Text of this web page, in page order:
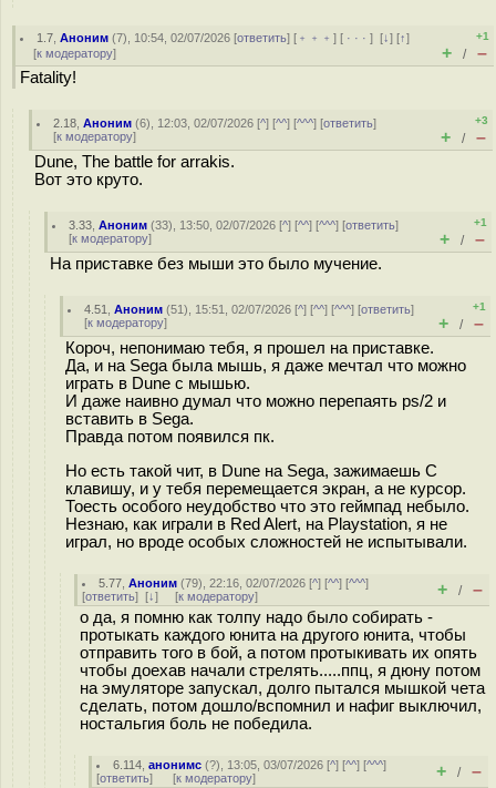
1.7 ,Аноним (7), 10:54, 02/07/2026 [ответить] [ ﹢﹢﹢] [ · · ·][↓] [↑]
[к модератору]
+1
+ / –
Fatality!
2.18 ,Аноним (6), 12:03, 02/07/2026 [^] [^^] [^^^] [ответить]
[к модератору]
+3
+ / –
Dune, The battle for arrakis.
Вот это круто.
3.33 ,Аноним (33), 13:50, 02/07/2026 [^] [^^] [^^^] [ответить]
[к модератору]
+1
+ / –
На приставке без мыши это было мучение.
4.51 ,Аноним (51), 15:51, 02/07/2026 [^] [^^] [^^^] [ответить]
[к модератору]
+1
+ / –
Короч, непонимаю тебя, я прошел на приставке.
Да, и на Sega была мышь, я даже мечтал что можно
играть в Dune с мышью.
И даже наивно думал что можно перепаять ps/2 и
вставить в Sega.
Правда потом появился пк.
Но есть такой чит, в Dune на Sega, зажимаешь C
клавишу, и у тебя перемещается экран, а не курсор.
Тоесть особого неудобство что это геймпад небыло.
Незнаю, как играли в Red Alert, на Playstation, я не
играл, но вроде особых сложностей не испытывали.
5.77 ,Аноним (79), 22:16, 02/07/2026 [^] [^^] [^^^]
[ответить] [↓] [к модератору] + / –
о да, я помню как толпу надо было собирать -
протыкать каждого юнита на другого юнита, чтобы
отправить того в бой, а потом протыкивать их опять
чтобы доехав начали стрелять.....ппц, я дюну потом
на эмуляторе запускал, долго пытался мышкой чета
сделать, потом дошло/вспомнил и нафиг выключил,
ностальгия боль не победила.
6.114 ,анонимс (?), 13:05, 03/07/2026 [^] [^^] [^^^]
[ответить] [к модератору] + / –